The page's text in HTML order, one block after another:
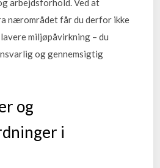
arbejdsforhold. Ved at
nærområdet får du derfor ikke
miljøpåvirkning – du
og gennemsigtig
og
i